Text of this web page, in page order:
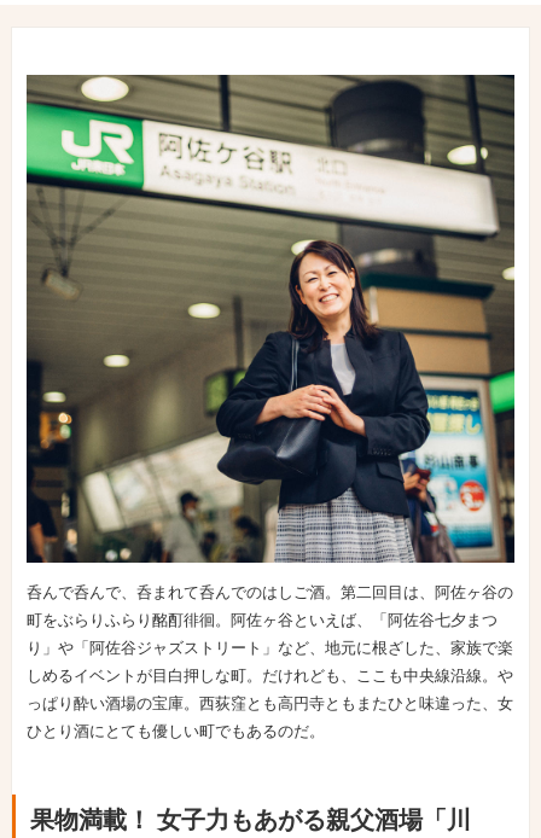
呑んで呑んで、呑まれて呑んでのはしご酒。第二回目は、阿佐ヶ谷の
町をぶらりふらり酩酊徘徊。阿佐ヶ谷といえば、「阿佐谷七夕まつ
り」や「阿佐谷ジャズストリート」など、地元に根ざした、家族で楽
しめるイベントが目白押しな町。だけれども、ここも中央線沿線。や
っぱり酔い酒場の宝庫。西荻窪とも高円寺ともまたひと味違った、女
ひとり酒にとても優しい町でもあるのだ。
果物満載！ 女子力もあがる親父酒場「川